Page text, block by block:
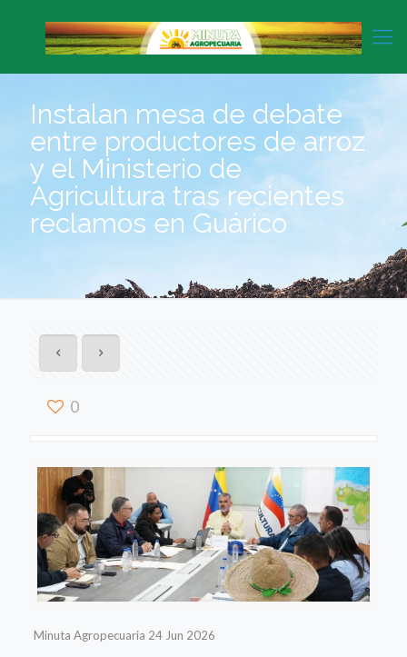
Instalan mesa de debate
entre productores de arroz
y el Ministerio de
Agricultura tras recientes
reclamos en Guárico
0
Minuta Agropecuaria 24 Jun 2026